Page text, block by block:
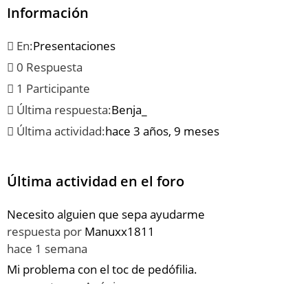
Información
En:Presentaciones
0 Respuesta
1 Participante
Última respuesta:Benja_
Última actividad:hace 3 años, 9 meses
Última actividad en el foro
Necesito alguien que sepa ayudarme
respuesta por Manuxx1811
hace 1 semana
Mi problema con el toc de pedófilia.